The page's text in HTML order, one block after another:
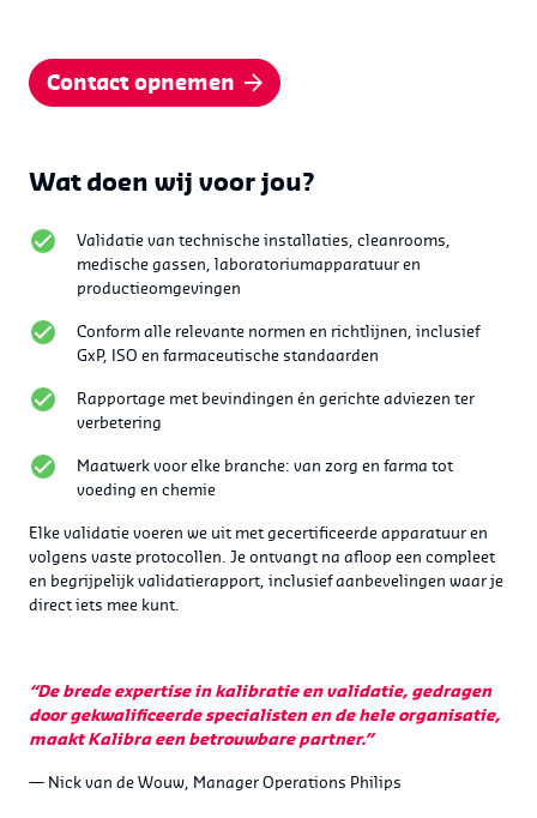
Contact opnemen
Wat doen wij voor jou?
Validatie van technische installaties, cleanrooms,
medische gassen, laboratoriumapparatuur en
productieomgevingen
Conform alle relevante normen en richtlijnen, inclusief
GxP, ISO en farmaceutische standaarden
Rapportage met bevindingen én gerichte adviezen ter
verbetering
Maatwerk voor elke branche: van zorg en farma tot
voeding en chemie
Elke validatie voeren we uit met gecertificeerde apparatuur en
volgens vaste protocollen. Je ontvangt na afloop een compleet
en begrijpelijk validatierapport, inclusief aanbevelingen waar je
direct iets mee kunt.
“De brede expertise in kalibratie en validatie, gedragen
door gekwalificeerde specialisten en de hele organisatie,
maakt Kalibra een betrouwbare partner.”
— Nick van de Wouw, Manager Operations Philips